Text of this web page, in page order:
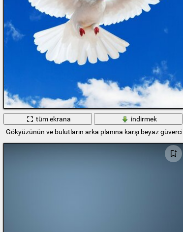
tüm ekrana
indirmek
Gökyüzünün ve bulutların arka planına karşı beyaz güvercin